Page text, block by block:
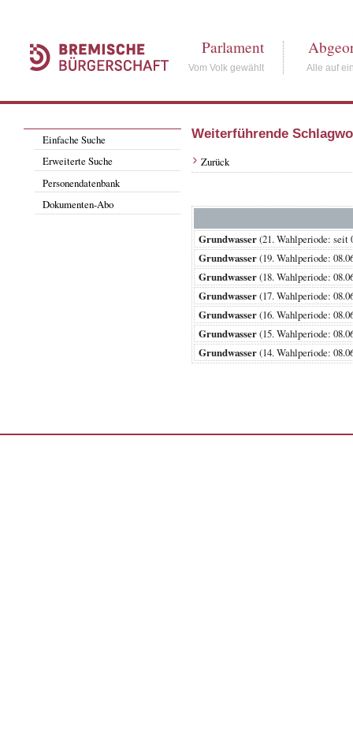
Parlament
Vom Volk gewählt Alle auf
Einfache Suche
Erweiterte Suche
Personendatenbank
Dokumenten-Abo
Weiterführende
Zurück
Grundwasser(21. Wahlperiode:
Grundwasser(19. Wahlperiode:
Grundwasser(18. Wahlperiode:
Grundwasser(17. Wahlperiode:
Grundwasser(16. Wahlperiode:
Grundwasser(15. Wahlperiode:
Grundwasser(14. Wahlperiode: